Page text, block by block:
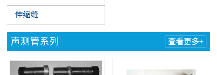
伸缩缝
声测管系列 查看更多+